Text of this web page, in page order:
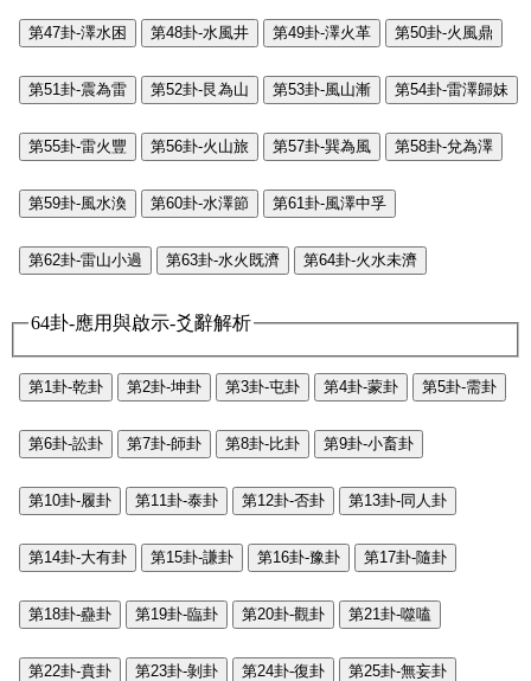
第47卦-澤水困 第48卦-水風井 第49卦-澤火革 第50卦-火風鼎
第51卦-震為雷 第52卦-艮為山 第53卦-風山漸 第54卦-雷澤歸妹
第55卦-雷火豐 第56卦-火山旅 第57卦-巽為風 第58卦-兌為澤
第59卦-風水渙 第60卦-水澤節 第61卦-風澤中孚
第62卦-雷山小過 第63卦-水火既濟 第64卦-火水未濟
64卦-應用與啟示-爻辭解析
第1卦-乾卦 第2卦-坤卦 第3卦-屯卦 第4卦-蒙卦 第5卦-需卦
第6卦-訟卦 第7卦-師卦 第8卦-比卦 第9卦-小畜卦
第10卦-履卦 第11卦-泰卦 第12卦-否卦 第13卦-同人卦
第14卦-大有卦 第15卦-謙卦 第16卦-豫卦 第17卦-隨卦
第18卦-蠱卦 第19卦-臨卦 第20卦-觀卦 第21卦-噬嗑
第22卦-賁卦 第23卦-剝卦 第24卦-復卦 第25卦-無妄卦